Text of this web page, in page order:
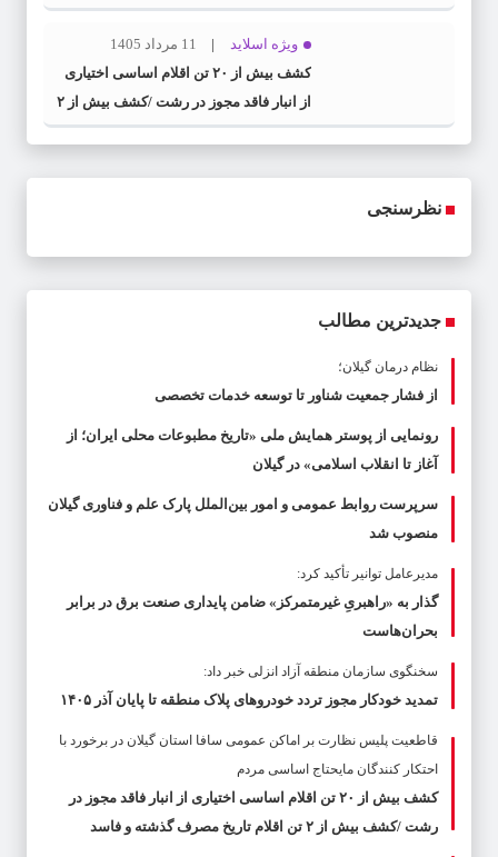
ویژه اسلاید
11 مرداد 1405
کشف بیش از ۲۰ تن اقلام اساسی اختیاری
از انبار فاقد مجوز در رشت /کشف بیش از ۲
تن اقلام تاریخ مصرف گذشته و فاسد
نظرسنجی
جدیدترین مطالب
نظام درمان گیلان؛
از فشار جمعیت شناور تا توسعه خدمات تخصصی
رونمایی از پوستر همایش ملی «تاریخ مطبوعات محلی ایران؛ از
آغاز تا انقلاب اسلامی» در گیلان
سرپرست روابط عمومی و امور بین‌الملل پارک علم و فناوری گیلان
منصوب شد
مدیرعامل توانیر تأکید کرد:
گذار به «راهبریِ غیرمتمرکز» ضامن پایداری صنعت برق در برابر
بحران‌هاست
سخنگوی سازمان منطقه آزاد انزلی خبر داد:
تمدید خودکار مجوز تردد خودروهای پلاک منطقه تا پایان آذر ۱۴۰۵
قاطعیت پلیس نظارت بر اماکن عمومی سافا استان گیلان در برخورد با
احتکار کنندگان مایحتاج اساسی مردم
کشف بیش از ۲۰ تن اقلام اساسی اختیاری از انبار فاقد مجوز در
رشت /کشف بیش از ۲ تن اقلام تاریخ مصرف گذشته و فاسد